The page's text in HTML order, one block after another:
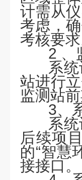
计需从
考虑，
考核要求
2 、
系
站进行
监测站
3、
系
后续项
的“智慧
接接口。